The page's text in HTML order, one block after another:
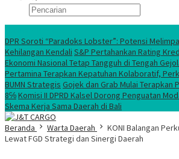
DPR Soroti “Paradoks Lobster”: Potensi
Kehilangan Kendali S&P Pertahankan Rating
Ekonomi Nasional Tetap Tangguh di Tengah
Pertamina Terapkan Kepatuhan Kolaboratif,
BUMN Strategis Gojek dan Grab Mulai Terapkan
8℅Komisi II DPRD Kalsel Dorong Penguatan
Skema Kerja Sama Daerah di Bali
Beranda
Warta Daerah
KONI Balangan
Lewat FGD Strategi dan Sinergi Daerah